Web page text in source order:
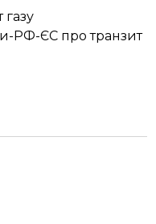
газу
РФ-ЄС про транзит